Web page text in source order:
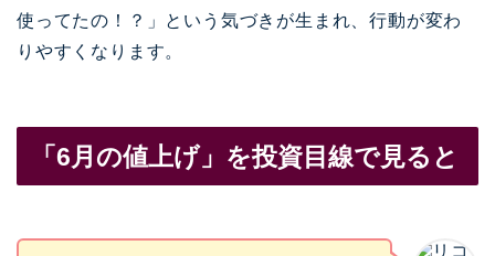
使ってたの！？」という気づきが生まれ、行動が変わ
りやすくなります。
「6月の値上げ」を投資目線で見ると